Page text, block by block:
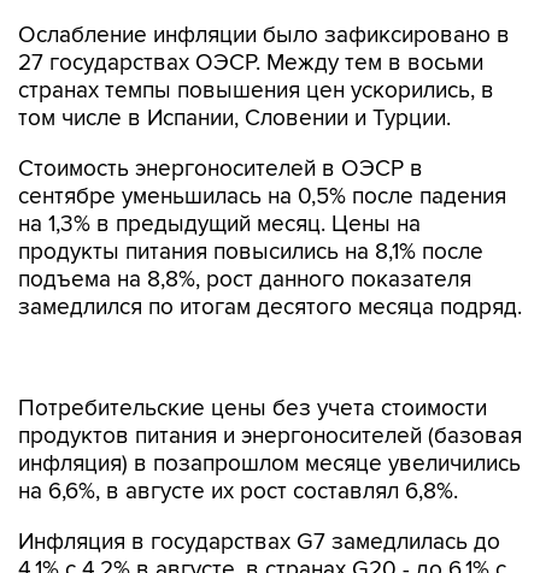
Ослабление инфляции было зафиксировано в
27 государствах ОЭСР. Между тем в восьми
странах темпы повышения цен ускорились, в
том числе в Испании, Словении и Турции.
Стоимость энергоносителей в ОЭСР в
сентябре уменьшилась на 0,5% после падения
на 1,3% в предыдущий месяц. Цены на
продукты питания повысились на 8,1% после
подъема на 8,8%, рост данного показателя
замедлился по итогам десятого месяца подряд.
инфляция) в позапрошлом месяце увеличились
на 6,6%, в августе их рост составлял 6,8%.
Инфляция в государствах G7 замедлилась до
6,3%.